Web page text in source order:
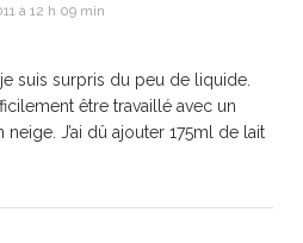
à 12 h 09 min
suis surpris du peu de liquide.
être travaillé avec un
J’ai dû ajouter 175ml de lait